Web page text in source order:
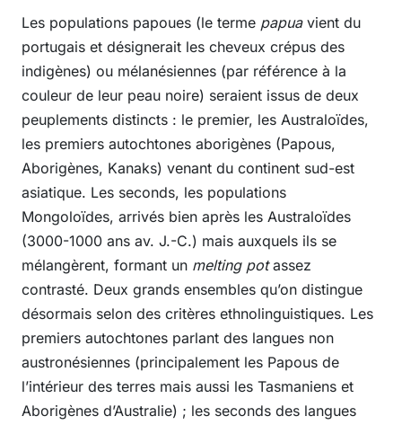
Les populations papoues (le terme papuavient du
portugais et désignerait les cheveux crépus des
indigènes) ou mélanésiennes (par référence à la
couleur de leur peau noire) seraient issus de deux
peuplements distincts : le premier, les Australoïdes,
les premiers autochtones aborigènes (Papous,
Aborigènes, Kanaks) venant du continent sud-est
asiatique. Les seconds, les populations
Mongoloïdes, arrivés bien après les Australoïdes
(3000-1000 ans av. J.-C.) mais auxquels ils se
mélangèrent, formant un melting potassez
contrasté. Deux grands ensembles qu’on distingue
désormais selon des critères ethnolinguistiques. Les
premiers autochtones parlant des langues non
austronésiennes (principalement les Papous de
l’intérieur des terres mais aussi les Tasmaniens et
Aborigènes d’Australie) ; les seconds des langues